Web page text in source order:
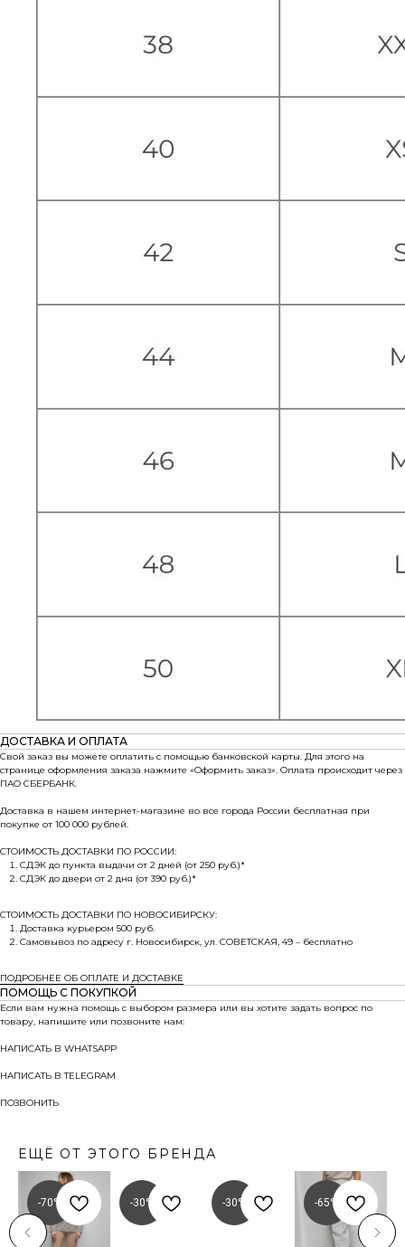
ДОСТАВКА И ОПЛАТА
Свой заказ вы можете оплатить с помощью банковской карты. Для этого на
странице оформления заказа нажмите «Оформить заказ». Оплата происходит через
ПАО СБЕРБАНК.
Доставка в нашем интернет-магазине во все города России бесплатная при
покупке от 100 000 рублей.
СТОИМОСТЬ ДОСТАВКИ ПО РОССИИ:
СДЭК до пункта выдачи от 2 дней (от 250 руб.)*
СДЭК до двери от 2 дня (от 390 руб.)*
СТОИМОСТЬ ДОСТАВКИ ПО НОВОСИБИРСКУ:
Доставка курьером 500 руб.
Самовывоз по адресу г. Новосибирск, ул. СОВЕТСКАЯ, 49 – бесплатно
ПОДРОБНЕЕ ОБ ОПЛАТЕ И ДОСТАВКЕ
ПОМОЩЬ С ПОКУПКОЙ
Если вам нужна помощь с выбором размера или вы хотите задать вопрос по
товару, напишите или позвоните нам:
НАПИСАТЬ В WHATSAPP
НАПИСАТЬ В TELEGRAM
ПОЗВОНИТЬ
ЕЩЁ ОТ ЭТОГО БРЕНДА
-70% -30% -30% -65%